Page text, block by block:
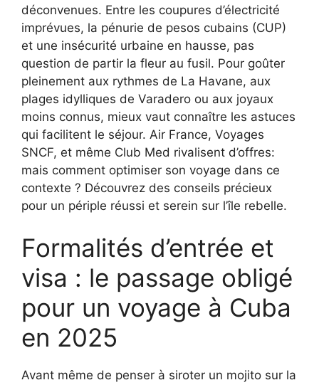
déconvenues. Entre les coupures d’électricité
imprévues, la pénurie de pesos cubains (CUP)
et une insécurité urbaine en hausse, pas
question de partir la fleur au fusil. Pour goûter
pleinement aux rythmes de La Havane, aux
plages idylliques de Varadero ou aux joyaux
moins connus, mieux vaut connaître les astuces
qui facilitent le séjour. Air France, Voyages
SNCF, et même Club Med rivalisent d’offres:
mais comment optimiser son voyage dans ce
contexte ? Découvrez des conseils précieux
pour un périple réussi et serein sur l’île rebelle.
Formalités d’entrée et
visa : le passage obligé
pour un voyage à Cuba
en 2025
Avant même de penser à siroter un mojito sur la